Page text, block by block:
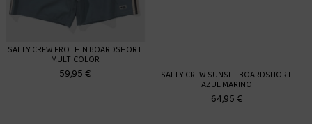
SALTY CREW SUNSET BOARDSHORT
RVCA NORTHERN 18
70,00 €